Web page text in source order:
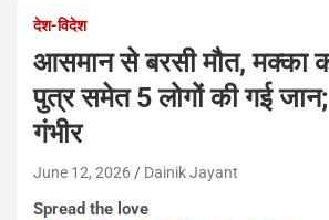
देश-विदेश
आसमान से बरसी मौत, मक्का
पुत्र समेत 5 लोगों की गई
गंभीर
June 12, 2026 Dainik Jayant
Spread the love